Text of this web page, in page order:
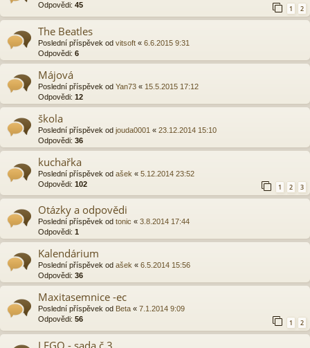
Odpovědi: 45 1 2
The Beatles
Poslední příspěvek od vitsoft « 6.6.2015 9:31
Odpovědi: 6
Májová
Poslední příspěvek od Yan73 « 15.5.2015 17:12
Odpovědi: 12
škola
Poslední příspěvek od jouda0001 « 23.12.2014 15:10
Odpovědi: 36
kuchařka
Poslední příspěvek od ašek « 5.12.2014 23:52
Odpovědi: 102 1 2 3
Otázky a odpovědi
Poslední příspěvek od tonic « 3.8.2014 17:44
Odpovědi: 1
Kalendárium
Poslední příspěvek od ašek « 6.5.2014 15:56
Odpovědi: 36
Maxitasemnice -ec
Poslední příspěvek od Beta « 7.1.2014 9:09
Odpovědi: 56 1 2
LEGO - sada č.3